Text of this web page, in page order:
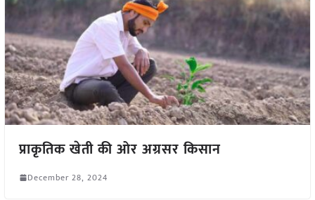
प्राकृतिक खेती की ओर अग्रसर किसान
December 28, 2024